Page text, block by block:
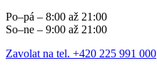
Po–pá – 8:00 až 21:00
So–ne – 9:00 až 21:00
Zavolat na tel. +420 225 991 000